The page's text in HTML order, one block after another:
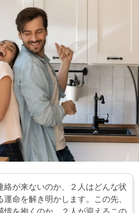
が来ないのか、２人はどんな状
命を解き明かします。この先、